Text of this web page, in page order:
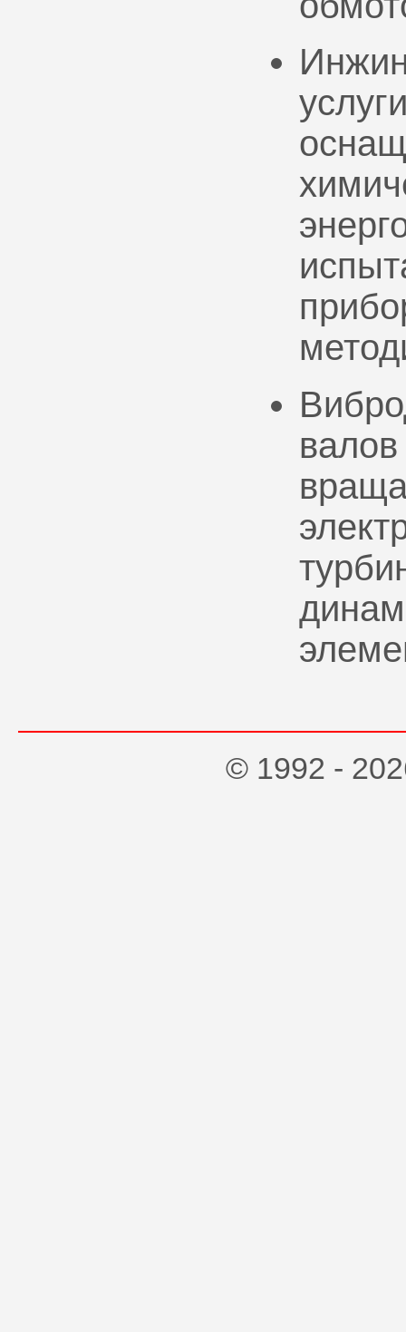
© 1992 -